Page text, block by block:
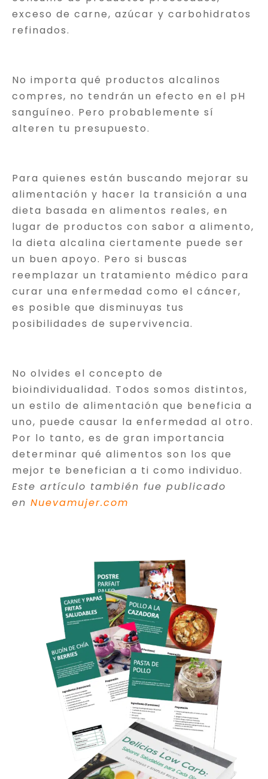
exceso de carne, azúcar y carbohidratos
refinados.
No importa qué productos alcalinos
compres, no tendrán un efecto en el pH
sanguíneo. Pero probablemente sí
alteren tu presupuesto.
Para quienes están buscando mejorar su
alimentación y hacer la transición a una
dieta basada en alimentos reales, en
lugar de productos con sabor a alimento,
la dieta alcalina ciertamente puede ser
un buen apoyo. Pero si buscas
reemplazar un tratamiento médico para
curar una enfermedad como el cáncer,
es posible que disminuyas tus
posibilidades de supervivencia.
No olvides el concepto de
bioindividualidad. Todos somos distintos,
un estilo de alimentación que beneficia a
uno, puede causar la enfermedad al otro.
Por lo tanto, es de gran importancia
determinar qué alimentos son los que
mejor te benefician a ti como individuo.
Este artículo también fue publicado
en Nuevamujer.com